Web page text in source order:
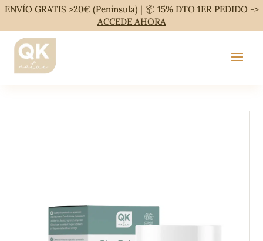
ENVÍO GRATIS >20€ (Península) | 📦 15% DTO 1ER PEDIDO ->
ACCEDE AHORA